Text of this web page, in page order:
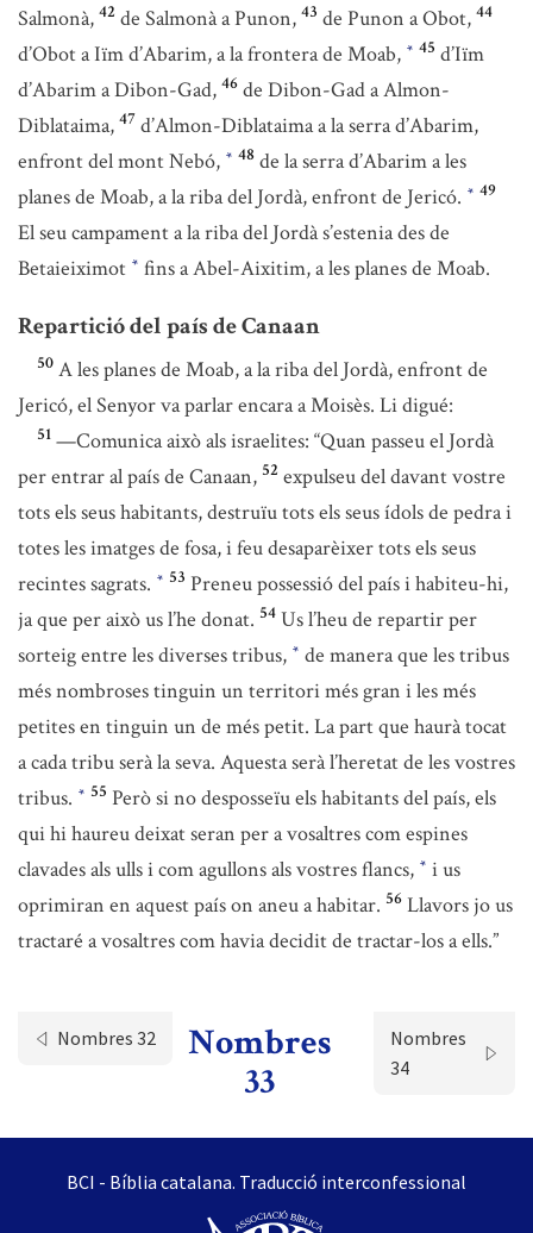
Salmonà, 42 de Salmonà a Punon, 43 de Punon a Obot, 44
d’Obot a Iïm d’Abarim, a la frontera de Moab, * 45 d’Iïm
d’Abarim a Dibon-Gad, 46 de Dibon-Gad a Almon-
Diblataima, 47 d’Almon-Diblataima a la serra d’Abarim,
enfront del mont Nebó, * 48 de la serra d’Abarim a les
planes de Moab, a la riba del Jordà, enfront de Jericó. * 49
El seu campament a la riba del Jordà s’estenia des de
Betaieiximot * fins a Abel-Aixitim, a les planes de Moab.
Repartició del país de Canaan
50 A les planes de Moab, a la riba del Jordà, enfront de
Jericó, el Senyor va parlar encara a Moisès. Li digué:
51 —Comunica això als israelites: “Quan passeu el Jordà
per entrar al país de Canaan, 52 expulseu del davant vostre
tots els seus habitants, destruïu tots els seus ídols de pedra i
totes les imatges de fosa, i feu desaparèixer tots els seus
recintes sagrats. * 53 Preneu possessió del país i habiteu-hi,
ja que per això us l’he donat. 54 Us l’heu de repartir per
sorteig entre les diverses tribus, * de manera que les tribus
més nombroses tinguin un territori més gran i les més
petites en tinguin un de més petit. La part que haurà tocat
a cada tribu serà la seva. Aquesta serà l’heretat de les vostres
tribus. * 55 Però si no desposseïu els habitants del país, els
qui hi haureu deixat seran per a vosaltres com espines
clavades als ulls i com agullons als vostres flancs, * i us
oprimiran en aquest país on aneu a habitar. 56 Llavors jo us
tractaré a vosaltres com havia decidit de tractar-los a ells.”
Nombres 32
Nombres
33
Nombres
34
BCI - Bíblia catalana. Traducció interconfessional